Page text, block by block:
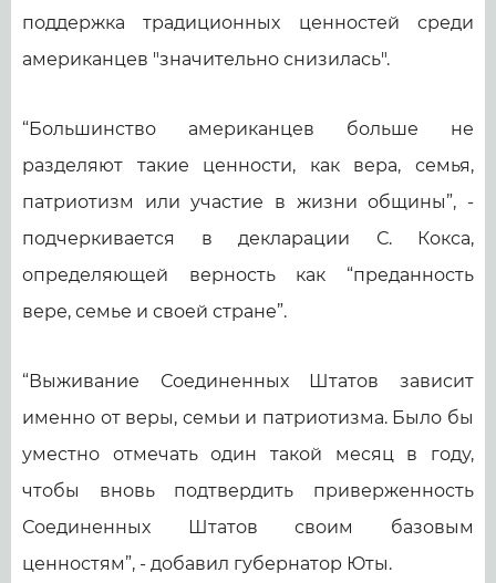
поддержка традиционных ценностей среди
американцев "значительно снизилась".
“Большинство американцев больше не
разделяют такие ценности, как вера, семья,
патриотизм или участие в жизни общины”, -
подчеркивается в декларации С. Кокса,
определяющей верность как “преданность
вере, семье и своей стране”.
“Выживание Соединенных Штатов зависит
именно от веры, семьи и патриотизма. Было бы
уместно отмечать один такой месяц в году,
чтобы вновь подтвердить приверженность
Соединенных Штатов своим базовым
ценностям”, - добавил губернатор Юты.